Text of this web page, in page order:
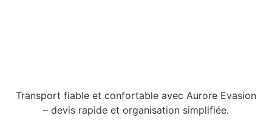
Transport fiable et confortable avec Aurore Evasion
– devis rapide et organisation simplifiée.